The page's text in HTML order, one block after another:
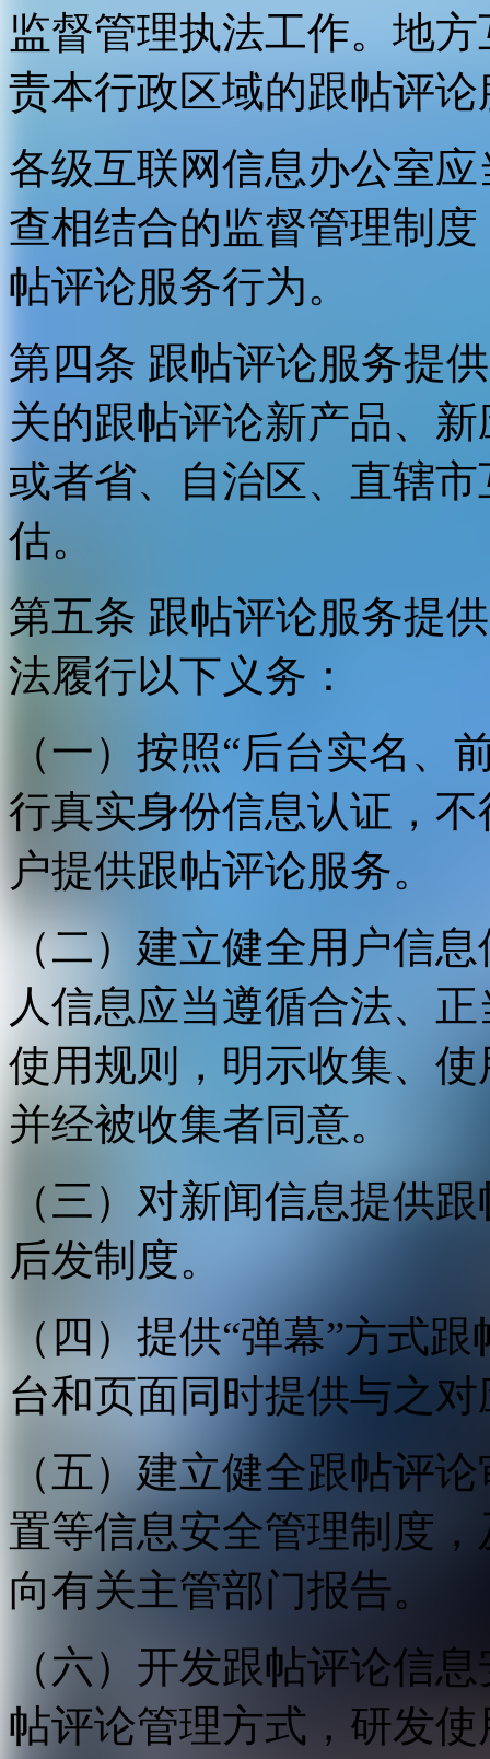
监督管理执法工作。地
责本行政区域的跟帖评
各级互联网信息办公室
查相结合的监督管理制
帖评论服务行为。
第四条 跟帖评论服务提
关的跟帖评论新产品、
或者省、自治区、直辖
估。
第五条 跟帖评论服务提
法履行以下义务：
（一）按照“后台实名、
行真实身份信息认证，
户提供跟帖评论服务。
（二）建立健全用户信
人信息应当遵循合法、
使用规则，明示收集、
并经被收集者同意。
（三）对新闻信息提供
后发制度。
（四）提供“弹幕”方式
台和页面同时提供与之
（五）建立健全跟帖评
置等信息安全管理制度
向有关主管部门报告。
（六）开发跟帖评论信
帖评论管理方式，研发